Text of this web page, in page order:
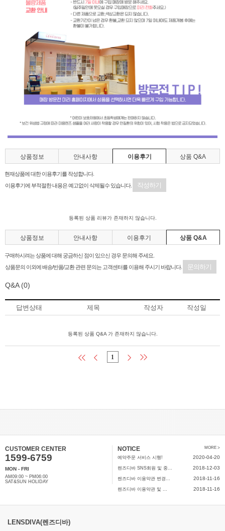
상품정보 안내사항 이용후기 상품 Q&A
현재상품에 대한 이용후기를 작성합니다.
이용후기에 부적절한 내용은 예고없이 삭제될수 있습니다.
작성하기
등록된 상품 리뷰가 존재하지 않습니다.
상품정보 안내사항 이용후기 상품 Q&A
구매하시려는 상품에 대해 궁금하신 점이 있으신 경우 문의해 주세요.
상품문의 이외에 배송/반품/교환 관련 문의는 고객센터를 이용해 주시기 바랍니다.
문의하기
Q&A(0)
답변상태 제목 작성자 작성일
등록된 상품 Q&A 가 존재하지 않습니다.
1
CUSTOMER CENTER
1599-6759
MON - FRI
AM09:00 ~ PM06:00
SAT&SUN HOLIDAY
NOTICE MORE >
예약주문 서비스 시행! 2020-04-20
렌즈디바 SNS회원 및 중... 2018-12-03
렌즈디바 이용약관 변경... 2018-11-16
렌즈디바 이용약관 및 ... 2018-11-16
LENSDIVA(렌즈디바)